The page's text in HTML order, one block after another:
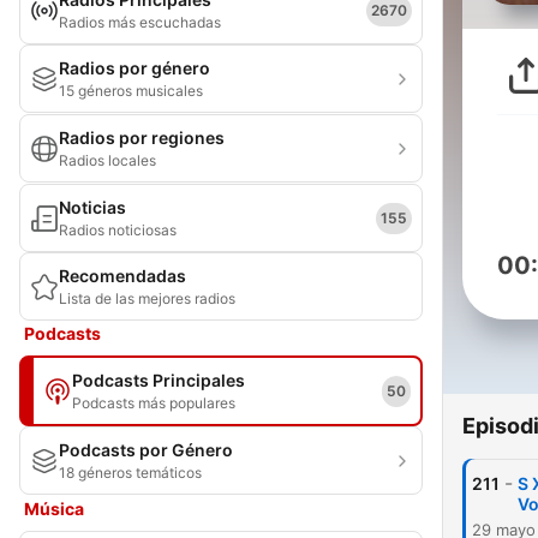
Radios más escuchadas
2670
Radios por género
15 géneros musicales
Radios por regiones
Radios locales
Noticias
Radios noticiosas
155
Recomendadas
Lista de las mejores radios
Podcasts
Podcasts Principales
Podcasts más populares
50
Podcasts por Género
18 géneros temáticos
Música
211 - S
29